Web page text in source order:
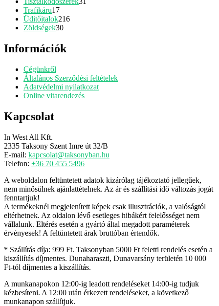
Trafikáru1717
termék
Üditőitalok216216
Zöldségek3030
Információk
Cégünkről
Általános Szerződési feltételek
Adatvédelmi nyilatkozat
Online vitarendezés
Kapcsolat
In West All Kft.
2335 Taksony Szent Imre út 32/B
E-mail: kapcsolat@taksonyban.hu
Telefon: +36 70 455 5496
A weboldalon feltüntetett adatok kizárólag tájékoztató jellegűek,
nem minősülnek ajánlattételnek. Az ár és szállítási idő változás jogát
fenntartjuk!
A termékeknél megjelenített képek csak illusztrációk, a valóságtól
eltérhetnek. Az oldalon lévő esetleges hibákért felelősséget nem
vállalunk. Eltérés esetén a gyártó által megadott paraméterek
érvényesek! A feltüntetett árak bruttóban értendők.
* Szállítás díja: 999 Ft. Taksonyban 5000 Ft feletti rendelés esetén a
kiszállítás díjmentes. Dunaharaszti, Dunavarsány területén 10 000
Ft-tól díjmentes a kiszállítás.
A munkanapokon 12:00-ig leadott rendeléseket 14:00-ig tudjuk
kézbesíteni. A 12:00 után érkezett rendeléseket, a következő
munkanapon szállítjuk.